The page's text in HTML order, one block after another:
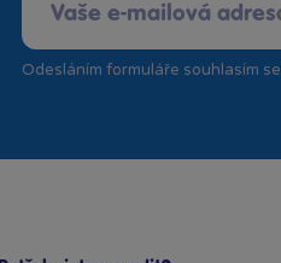
Odesláním formuláře souhlasím se